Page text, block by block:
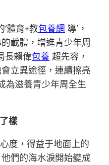
‘體育+教包養網 導’，
載體，增進青少年周
長賴偉包養 超先容，
立異途徑，連續擦亮
為滋養青少年周全生
樣
心度，得益于地面上的
們的海水淚開始變成